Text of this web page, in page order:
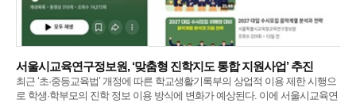
서울시교육연구정보원, ‘맞춤형 진학지도 통합 지원사업’ 추진
최근 ‘초·중등교육법’ 개정에 따른 학교생활기록부의 상업적 이용 제한 시행으
로 학생·학부모의 진학 정보 이용 방식에 변화가 예상된다. 이에 서울시교육연